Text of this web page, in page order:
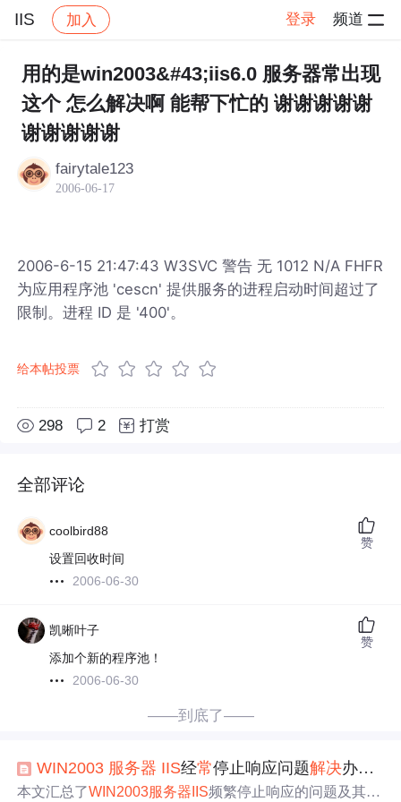
IIS 加入 登录 频道
社区 IIS
用的是win2003&#43;iis6.0 服务器常出现
这个 怎么解决啊 能帮下忙的 谢谢谢谢谢
谢谢谢谢谢
fairytale123
2006-06-17
2006-6-15 21:47:43 W3SVC 警告 无 1012 N/A FHFR
为应用程序池 'cescn' 提供服务的进程启动时间超过了
限制。进程 ID 是 '400'。
给本帖投票
298 2 打赏
全部评论
coolbird88
设置回收时间
2006-06-30
赞
凯晰叶子
添加个新的程序池！
2006-06-30
赞
——到底了——
WIN2003 服务器 IIS经常停止响应问题解决办法参考
本文汇总了WIN 2003服务器 IIS频繁停止响应的问题及其解